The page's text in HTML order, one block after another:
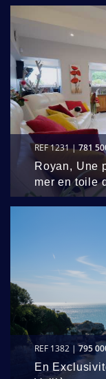
REF 1231 |781
Royan, Une
mer en toile
REF 1382 |795
En